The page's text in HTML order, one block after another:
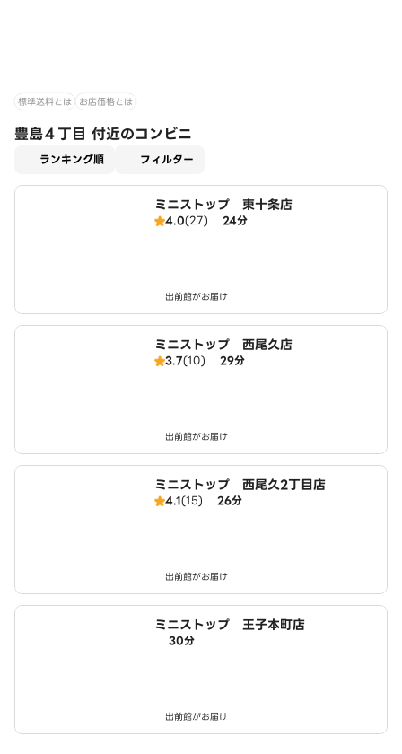
標準送料とは お店価格とは
豊島４丁目 付近のコンビニ
ランキング順 フィルター
ミニストップ 東十条店
4.0(27) 24分
出前館がお届け
ミニストップ 西尾久店
3.7(10) 29分
出前館がお届け
ミニストップ 西尾久2丁目店
4.1(15) 26分
出前館がお届け
ミニストップ 王子本町店
30分
出前館がお届け